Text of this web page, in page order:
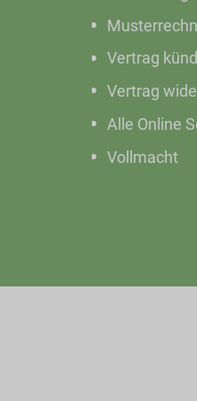
Vertrag
Vertrag
Alle Online
Vollmacht